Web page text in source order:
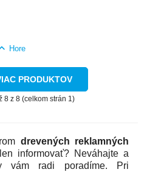
Hore
PRODUKTOV
8 z 8 (celkom strán 1)
drevených reklamných
informovať? Neváhajte a
vám radi poradíme. Pri